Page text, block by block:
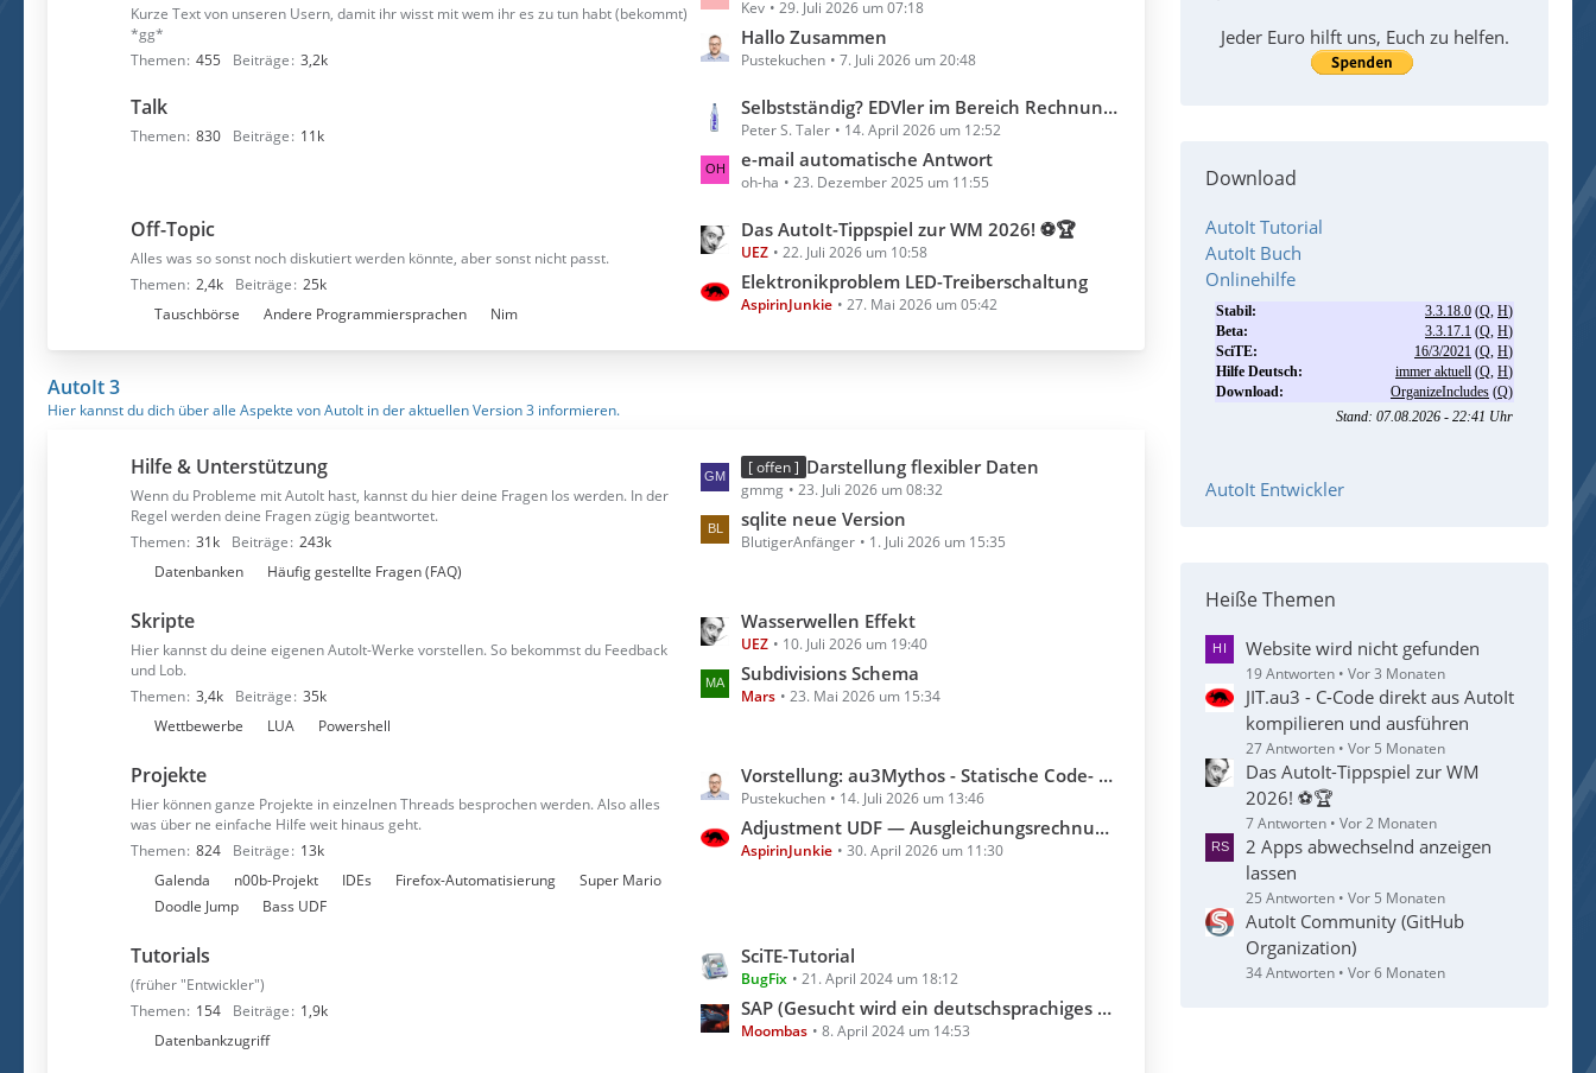
Kurze Text von unseren Usern, damit ihr wisst mit wem ihr es zu tun habt (bekommt)
*gg*
Themen 455 Beiträge 3,2k
e
z
e
e
t
r
g
Kev 29. Juli 2026 um 07:18
Hallo Zusammen
Pustekuchen 7. Juli 2026 um 20:48
Talk
Themen 830 Beiträge 11k
e
t
z
e
e
Selbstständig? EDVler im Bereich Rechnungserstellung?
Peter S. Taler 14. April 2026 um 12:52
e-mail automatische Antwort
oh-ha 23. Dezember 2025 um 11:55
Off-Topic
Alles was so sonst noch diskutiert werden könnte, aber sonst nicht passt.
Themen 2,4k Beiträge 25k
L
e
t
z
t
r
ä
g
Das AutoIt-Tippspiel zur WM 2026! ⚽🏆
UEZ 22. Juli 2026 um 10:58
Elektronikproblem LED-Treiberschaltung
AspirinJunkie 27. Mai 2026 um 05:42
r
o
r
e
n
Tauschbörse Andere Programmiersprachen Nim
AutoIt 3
Hier kannst du dich über alle Aspekte von AutoIt in der aktuellen Version 3 informieren.
Hilfe & Unterstützung
Wenn du Probleme mit AutoIt hast, kannst du hier deine Fragen los werden. In der
Regel werden deine Fragen zügig beantwortet.
Themen 31k Beiträge 243k
L
e
t
z
B
e
i
t
g
e
[ offen ] Darstellung flexibler Daten
gmmg 23. Juli 2026 um 08:32
sqlite neue Version
BlutigerAnfänger 1. Juli 2026 um 15:35
t
e
r
f
e
n
Datenbanken Häufig gestellte Fragen (FAQ)
Skripte
Hier kannst du deine eigenen AutoIt-Werke vorstellen. So bekommst du Feedback
und Lob.
Themen 3,4k Beiträge 35k
L
e
t
z
B
e
i
e
Wasserwellen Effekt
UEZ 10. Juli 2026 um 19:40
Subdivisions Schema
Mars 23. Mai 2026 um 15:34
t
e
r
f
n
Wettbewerbe LUA Powershell
Projekte
Hier können ganze Projekte in einzelnen Threads besprochen werden. Also alles
was über ne einfache Hilfe weit hinaus geht.
Themen 824 Beiträge 13k
L
e
t
z
e
i
t
r
Vorstellung: au3Mythos - Statische Code- & Scoping-Analyse für AutoIt 3
Pustekuchen 14. Juli 2026 um 13:46
Adjustment UDF — Ausgleichungsrechnung für AutoIt
AspirinJunkie 30. April 2026 um 11:30
e
r
f
Galenda n00b-Projekt IDEs Firefox-Automatisierung
Super Mario
Doodle Jump
Bass UDF
Tutorials
(früher "Entwickler")
Themen 154 Beiträge 1,9k
L
e
t
z
SciTE-Tutorial
BugFix 21. April 2024 um 18:12
SAP (Gesucht wird ein deutschsprachiges Tutorial für AutoIt mit SAP)
Moombas 8. April 2024 um 14:53
Datenbankzugriff
Jeder Euro hilft uns, Euch zu helfen.
Download
AutoIt Tutorial
AutoIt Buch
Onlinehilfe
AutoIt Entwickler
Heiße Themen
Website wird nicht gefunden
19 Antworten Vor 3 Monaten
JIT.au3 - C-Code direkt aus AutoIt
kompilieren und ausführen
27 Antworten Vor 5 Monaten
Das AutoIt-Tippspiel zur WM
2026! ⚽🏆
7 Antworten Vor 2 Monaten
2 Apps abwechselnd anzeigen
lassen
25 Antworten Vor 5 Monaten
AutoIt Community (GitHub
Organization)
34 Antworten Vor 6 Monaten